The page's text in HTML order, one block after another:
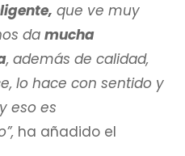
que ve muy
da mucha
, además de calidad,
lo hace con sentido y
eso es
ha añadido el